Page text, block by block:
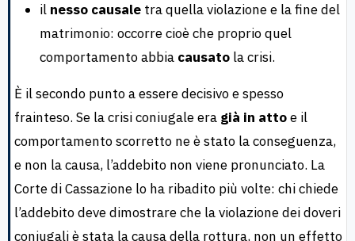
il nesso causale tra quella violazione e la fine del
matrimonio: occorre cioè che proprio quel
comportamento abbia causato la crisi.
È il secondo punto a essere decisivo e spesso
frainteso. Se la crisi coniugale era già in attoe il
comportamento scorretto ne è stato la conseguenza,
e non la causa, l’addebito non viene pronunciato. La
Corte di Cassazione lo ha ribadito più volte: chi chiede
l’addebito deve dimostrare che la violazione dei doveri
coniugali è stata la causa della rottura, non un effetto